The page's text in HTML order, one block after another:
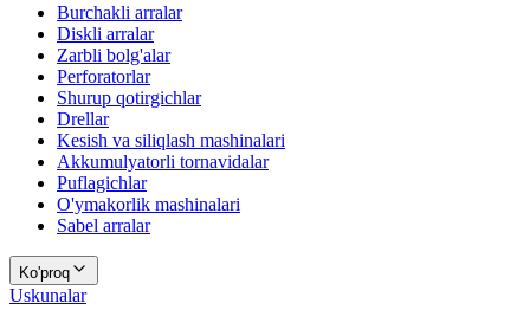
Burchakli arralar
Diskli arralar
Zarbli bolg'alar
Perforatorlar
Shurup qotirgichlar
Drellar
Kesish va siliqlash mashinalari
Akkumulyatorli tornavidalar
Puflagichlar
O'ymakorlik mashinalari
Sabel arralar
Ko'proq
Uskunalar